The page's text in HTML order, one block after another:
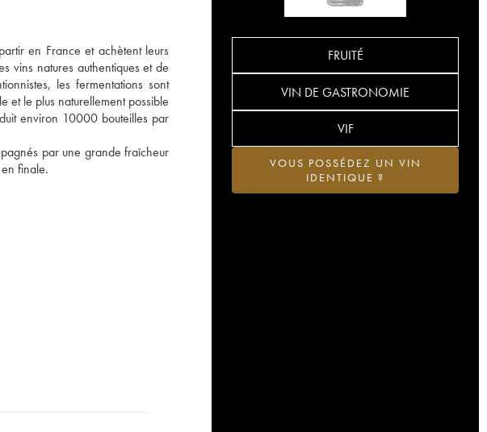
en France et achètent leurs
vins natures authentiques et de
les fermentations sont
et le plus naturellement possible
environ 10000 bouteilles par
par une grande fraîcheur
finale.
FRUITÉ
VIN DE GASTRONOMIE
VIF
VOUS POSSÉDEZ UN VIN
IDENTIQUE ?